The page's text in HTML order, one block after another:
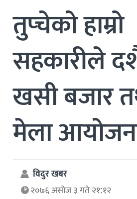
तुप्चेको हाम्रो
सहकारीले
खसी बजार
मेला
विदुर खबर
२०७६ असोज ३ गते २१:१२